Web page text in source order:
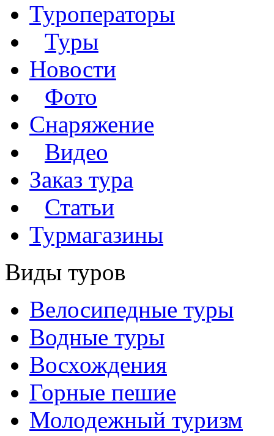
Туроператоры
Туры
Новости
Фото
Снаряжение
Видео
Заказ тура
Статьи
Турмагазины
Виды туров
Велосипедные туры
Водные туры
Восхождения
Горные пешие
Молодежный туризм